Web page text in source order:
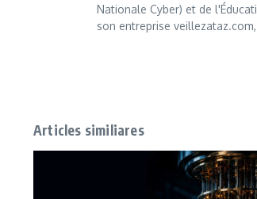
Nationale Cyber) et de
son entreprise
Articles similiares